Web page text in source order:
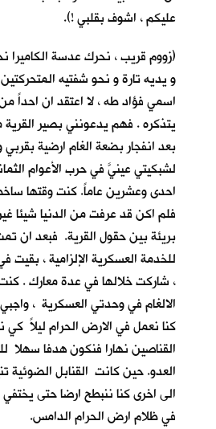
عليكم ، اشوف بقلبي !).
(زووم قريب ، نحرك عدسة الكاميرا
و يديه تارة و نحو شفتيه
اسمي فؤاد طه ، لا اعتقد ان احداً
يتذكره . فهم يدعونني بصير
بعد انفجار بضعة الغام ارضية
لشبكيتي عينيَّ في حرب الأعوام
احدى وعشرين عاماً. كنت وقتها
فلم اكن قد عرفت من الدنيا شيئا
بريئة بين حقول القرية. فبعد ان
للخدمة العسكرية الإلزامية ،
، شاركت خلالها في عدة معارك .
الالغام في وحدتي العسكرية ،
كنا نعمل في الارض الحرام ليلاً
القناصين نهارا فنكون هدفا سهلا
العدو. حين كانت القنابل الضوئية
الى اخرى كنا ننبطح ارضا حتى يختفي
في ظلام ارض الحرام الدامس.